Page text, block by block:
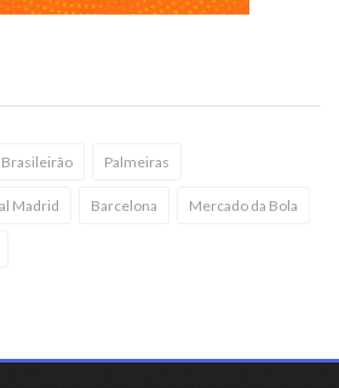
Brasileirão Palmeiras
Madrid Barcelona Mercado da Bola